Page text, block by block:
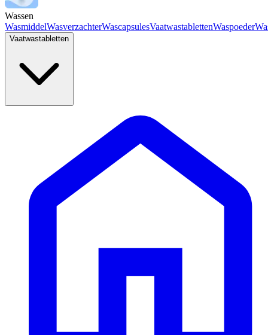
Wassen
WasmiddelWasverzachterWascapsulesVaatwastablettenWaspoeder
Vaatwastabletten